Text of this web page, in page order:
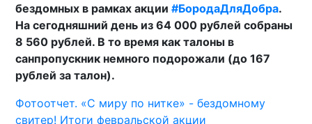
бездомных в рамках акции#БородаДляДобра.
На сегодняшний день из 64 000 рублей собраны
8 560 рублей. В то время как талоны в
санпропускник немного подорожали (до 167
рублей за талон).
Фотоотчет. «С миру по нитке» - бездомному
свитер! Итоги февральской акции